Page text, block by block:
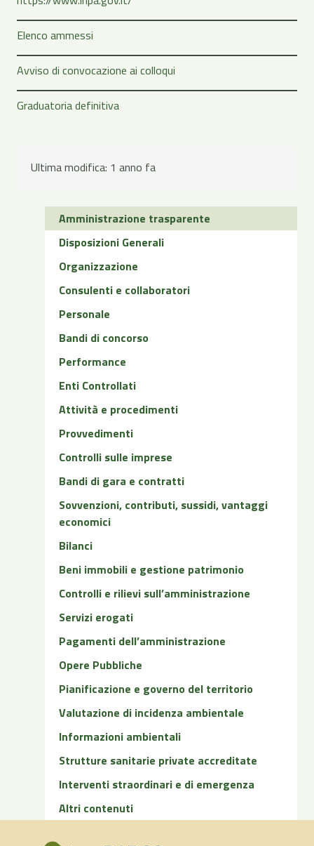
Elenco ammessi
Avviso di convocazione ai colloqui
Graduatoria definitiva
Ultima modifica: 1 anno fa
Amministrazione trasparente
Disposizioni Generali
Organizzazione
Consulenti e collaboratori
Personale
Bandi di concorso
Performance
Enti Controllati
Attività e procedimenti
Provvedimenti
Controlli sulle imprese
Bandi di gara e contratti
Sovvenzioni, contributi, sussidi, vantaggi
economici
Bilanci
Beni immobili e gestione patrimonio
Controlli e rilievi sull’amministrazione
Servizi erogati
Pagamenti dell’amministrazione
Opere Pubbliche
Pianificazione e governo del territorio
Valutazione di incidenza ambientale
Informazioni ambientali
Strutture sanitarie private accreditate
Interventi straordinari e di emergenza
Altri contenuti